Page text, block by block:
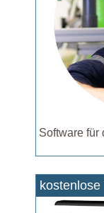
Software für
kostenlose